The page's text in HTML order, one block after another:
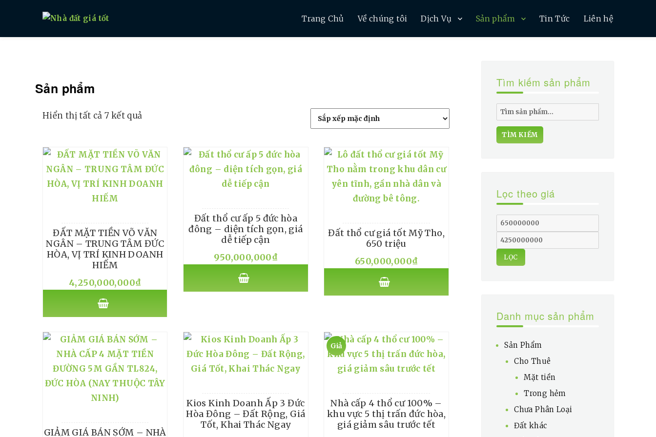
Nhà đất giá tốt
Trang Chủ Về chúng tôi Dịch Vụ Sản phẩm Tin Tức Liên hệ
Sản phẩm
Hiển thị tất cả 7 kết quả
ĐẤT MẶT TIỀN VÕ VĂN
NGÂN – TRUNG TÂM ĐỨC
HÒA, VỊ TRÍ KINH DOANH
HIẾM
4,250,000,000₫
Đất thổ cư ấp 5 đức hòa
đông – diện tích gọn, giá
dễ tiếp cận
950,000,000₫
Đất thổ cư giá tốt Mỹ Tho,
650 triệu
650,000,000₫
GIẢM GIÁ BÁN SỚM – NHÀ
Kios Kinh Doanh Ấp 3 Đức
Hòa Đông – Đất Rộng, Giá
Tốt, Khai Thác Ngay
Giả
Nhà cấp 4 thổ cư 100% –
khu vực 5 thị trấn đức hòa,
giá giảm sâu trước tết
Tìm kiếm sản phẩm
Tìm
kiếm:
TÌM KIẾM
Lọc theo giá
Giá
tối
thiểu
Giá
tối
đa
LỌC
Danh mục sản phẩm
Sản Phẩm
Cho Thuê
Mặt tiền
Trong hẻm
Chưa Phân Loại
Đất khác